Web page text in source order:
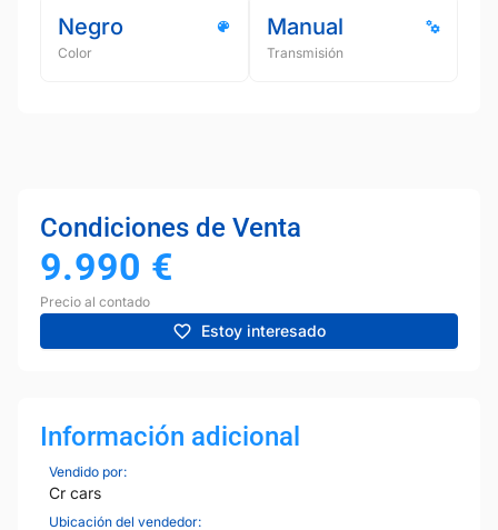
Negro
Color
Manual
Transmisión
Condiciones de Venta
9.990 €
Precio al contado
Estoy interesado
Información adicional
Vendido por:
Cr cars
Ubicación del vendedor: